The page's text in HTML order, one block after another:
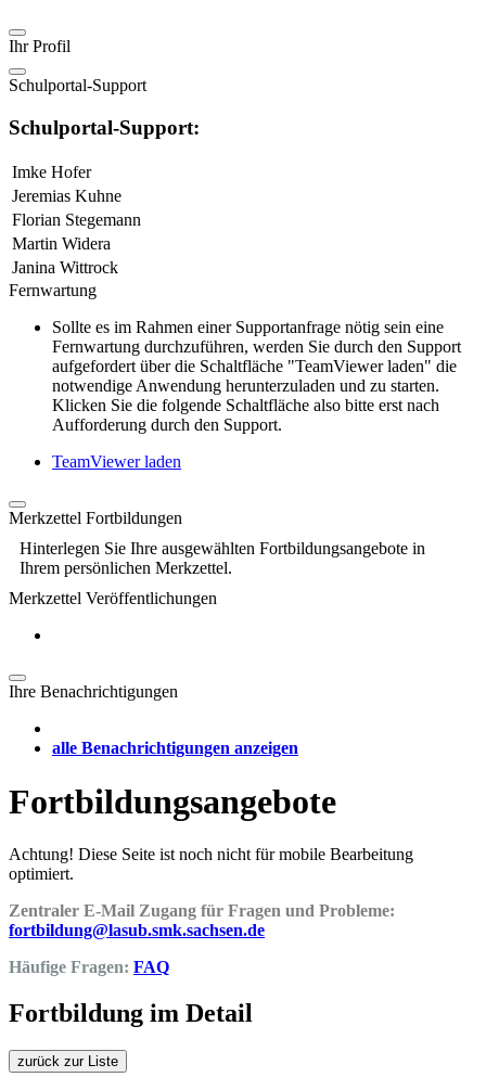
Ihr Profil
Schulportal-Support
Schulportal-Support:
Imke Hofer
Jeremias Kuhne
Florian Stegemann
Martin Widera
Janina Wittrock
Fernwartung
Sollte es im Rahmen einer Supportanfrage nötig sein eine
Fernwartung durchzuführen, werden Sie durch den Support
aufgefordert über die Schaltfläche "TeamViewer laden" die
notwendige Anwendung herunterzuladen und zu starten.
Klicken Sie die folgende Schaltfläche also bitte erst nach
Aufforderung durch den Support.
TeamViewer laden
Merkzettel Fortbildungen
Hinterlegen Sie Ihre ausgewählten Fortbildungsangebote in
Ihrem persönlichen Merkzettel.
Merkzettel Veröffentlichungen
Ihre Benachrichtigungen
alle Benachrichtigungen anzeigen
Fortbildungsangebote
Achtung! Diese Seite ist noch nicht für mobile Bearbeitung
optimiert.
Zentraler E-Mail Zugang für Fragen und Probleme:
fortbildung@lasub.smk.sachsen.de
Häufige Fragen: FAQ
Fortbildung im Detail
zurück zur Liste